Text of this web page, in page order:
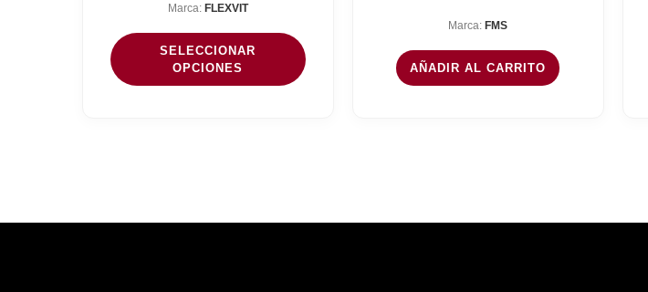
57,75 €
hasta
70,98 €
Marca: FLEXVIT
SELECCIONAR
OPCIONES
Marca:FMS
AÑADIR AL CARRITO